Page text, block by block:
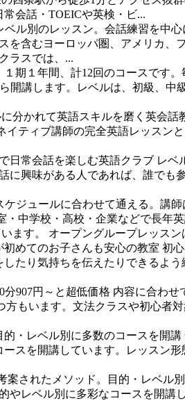
会話・TOEICや英検・ビ...
ル別のレッスン。会話練習を中
を含むヨーロッパ圏、アメリカ、
ラスでは、...
１期１年間、計12回のコースです
開講します。レベルは、初級、中
分かれて英語スキルを磨く英会話
ティブ講師の完全英語レッスン
日常会話を楽しむ英語クラブ レベ
に興味がある人であれば、誰でも
ケジュールに合わせて通える。講
中学校・高校・企業などで長年
ます。 オープングループレッスン
めてのお子さんも安心の教室 初
たり気持ちを伝えたりできるよ
907円～と超低価格 内容に合わせ
もいます。文法クラスや初心者
・レベル別に多数のコースを開講
スを開講しています。レッスン
案されたメソッド。目的・レベル
やレベル別に多彩なコースを開講